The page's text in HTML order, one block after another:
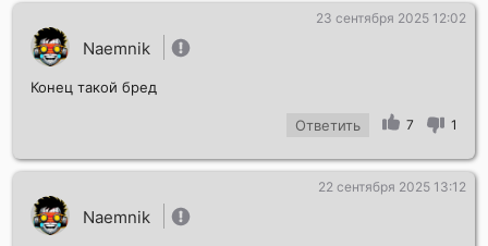
Naemnik
23 сентября 2025 12:02
Конец такой бред
Ответить 7 1
Naemnik
22 сентября 2025 13:12